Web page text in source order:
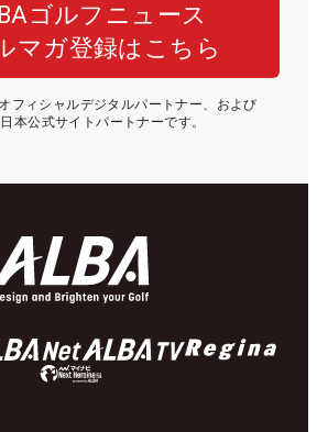
ゴルフニュース
マガ登録はこちら
フィシャルデジタルパートナー、および
本公式サイトパートナーです。